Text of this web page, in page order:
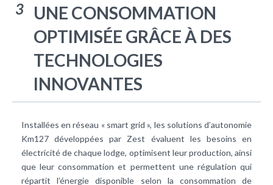
3
UNE CONSOMMATION
OPTIMISÉE GRÂCE À DES
TECHNOLOGIES
INNOVANTES
Installées en réseau « smart grid », les solutions d’autonomie
Km127 développées par Zest évaluent les besoins en
électricité de chaque lodge, optimisent leur production, ainsi
que leur consommation et permettent une régulation qui
répartit l’énergie disponible selon la consommation de